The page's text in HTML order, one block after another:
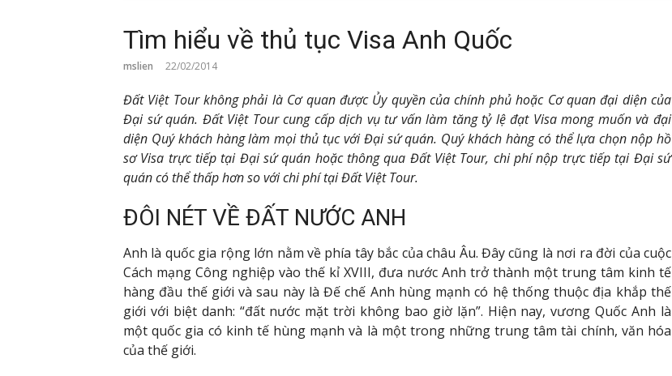
Tìm hiểu về thủ tục Visa Anh Quốc
mslien 22/02/2014
Đất Việt Tour không phải là Cơ quan được Ủy quyền của chính phủ hoặc Cơ quan đại diện của
Đại sứ quán. Đất Việt Tour cung cấp dịch vụ tư vấn làm tăng tỷ lệ đạt Visa mong muốn và đại
diện Quý khách hàng làm mọi thủ tục với Đại sứ quán. Quý khách hàng có thể lựa chọn nộp hồ
sơ Visa trực tiếp tại Đại sứ quán hoặc thông qua Đất Việt Tour, chi phí nộp trực tiếp tại Đại sứ
quán có thể thấp hơn so với chi phí tại Đất Việt Tour.
ĐÔI NÉT VỀ ĐẤT NƯỚC ANH
Anh là quốc gia rộng lớn nằm về phía tây bắc của châu Âu. Đây cũng là nơi ra đời của cuộc
Cách mạng Công nghiệp vào thế kỉ XVIII, đưa nước Anh trở thành một trung tâm kinh tế
hàng đầu thế giới và sau này là Đế chế Anh hùng mạnh có hệ thống thuộc địa khắp thế
giới với biệt danh: “đất nước mặt trời không bao giờ lặn”. Hiện nay, vương Quốc Anh là
một quốc gia có kinh tế hùng mạnh và là một trong những trung tâm tài chính, văn hóa
của thế giới.